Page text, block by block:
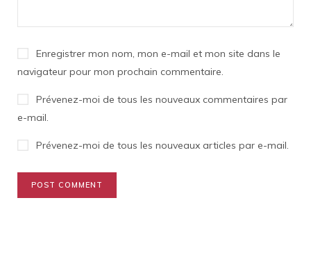
Enregistrer mon nom, mon e-mail et mon site dans le
navigateur pour mon prochain commentaire.
Prévenez-moi de tous les nouveaux commentaires par
e-mail.
Prévenez-moi de tous les nouveaux articles par e-mail.